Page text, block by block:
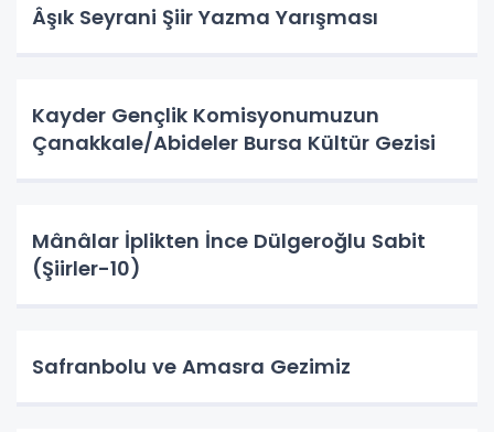
Âşık Seyrani Şiir Yazma Yarışması
Kayder Gençlik Komisyonumuzun
Çanakkale/Abideler Bursa Kültür Gezisi
Mânâlar İplikten İnce Dülgeroğlu Sabit
(Şiirler-10)
Safranbolu ve Amasra Gezimiz